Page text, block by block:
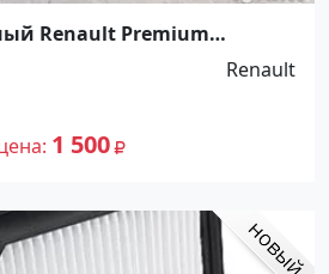
Renault Premium
Renault
1 500